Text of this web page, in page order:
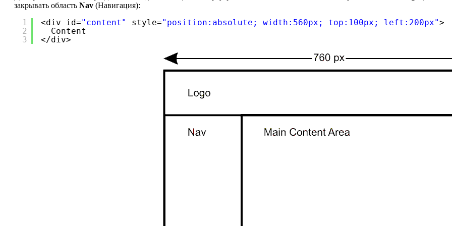
закрывать область Nav (Навигация):
1
2
3
<div id="content" style="position:absolute; width:560px; top:100px; left:200px">
Content
</div>